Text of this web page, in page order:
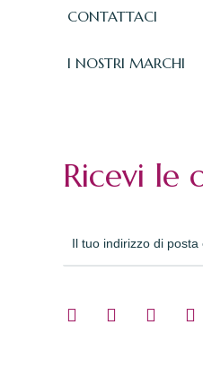
CONTATTACI
I NOSTRI MARCHI
Ricevi le